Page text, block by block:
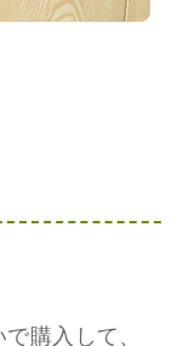
購入して、